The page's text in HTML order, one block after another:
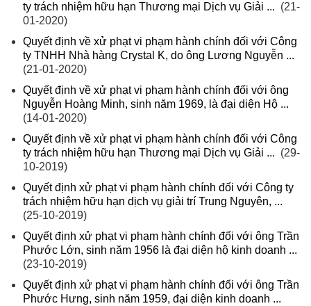
ty trách nhiệm hữu hạn Thương mại Dịch vụ Giải ... (21-
01-2020)
Quyết định về xử phạt vi phạm hành chính đối với Công
ty TNHH Nhà hàng Crystal K, do ông Lương Nguyễn ...
(21-01-2020)
Quyết định về xử phạt vi phạm hành chính đối với ông
Nguyễn Hoàng Minh, sinh năm 1969, là đại diện Hộ ...
(14-01-2020)
Quyết định về xử phạt vi phạm hành chính đối với Công
ty trách nhiệm hữu hạn Thương mại Dịch vụ Giải ... (29-
10-2019)
Quyết định xử phạt vi phạm hành chính đối với Công ty
trách nhiệm hữu hạn dịch vụ giải trí Trung Nguyên, ...
(25-10-2019)
Quyết định xử phạt vi phạm hành chính đối với ông Trần
Phước Lớn, sinh năm 1956 là đại diện hộ kinh doanh ...
(23-10-2019)
Quyết định xử phạt vi phạm hành chính đối với ông Trần
Phước Hưng, sinh năm 1959, đại diện kinh doanh ...